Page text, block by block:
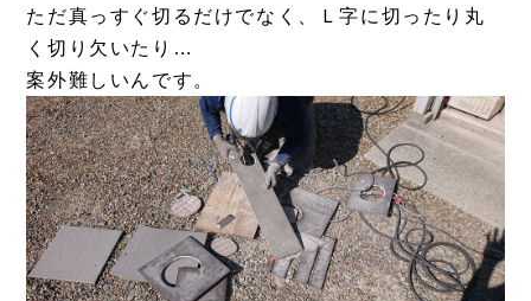
ただ真っすぐ切るだけでなく、Ｌ字に切ったり丸
く切り欠いたり…
案外難しいんです。